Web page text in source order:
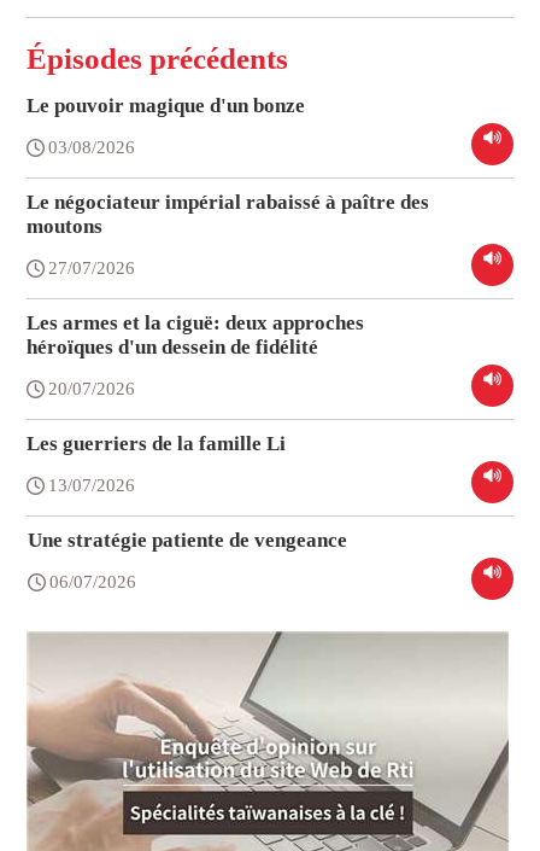
Épisodes précédents
Le pouvoir magique d'un bonze
03/08/2026
Le négociateur impérial rabaissé à paître des
moutons
27/07/2026
Les armes et la ciguë: deux approches
héroïques d'un dessein de fidélité
20/07/2026
Les guerriers de la famille Li
13/07/2026
Une stratégie patiente de vengeance
06/07/2026